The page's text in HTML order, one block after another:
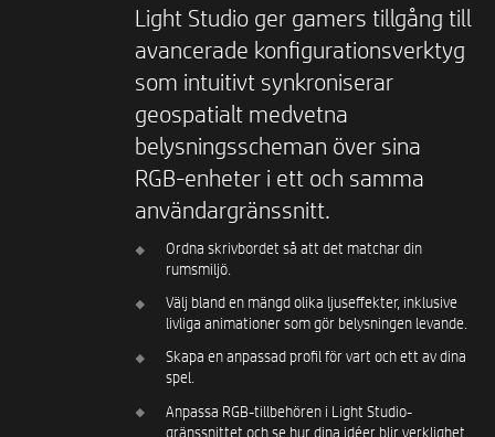
Light Studio ger gamers tillgång till
avancerade konfigurationsverktyg
som intuitivt synkroniserar
geospatialt medvetna
belysningsscheman över sina
RGB-enheter i ett och samma
användargränssnitt.
Ordna skrivbordet så att det matchar din
rumsmiljö.
Välj bland en mängd olika ljuseffekter, inklusive
livliga animationer som gör belysningen levande.
Skapa en anpassad profil för vart och ett av dina
spel.
Anpassa RGB-tillbehören i Light Studio-
gränssnittet och se hur dina idéer blir verklighet.